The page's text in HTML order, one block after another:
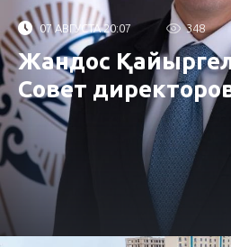
07 АВГУСТА 20:07 348
Жандос
Совет